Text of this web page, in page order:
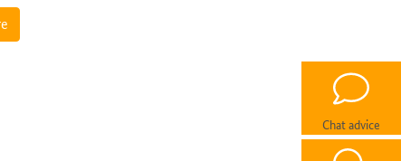
Chat advice